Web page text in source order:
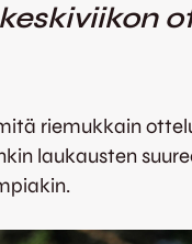
riemukkain
laukausten